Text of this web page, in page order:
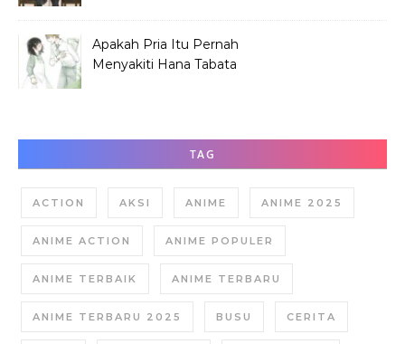
Apakah Pria Itu Pernah
Menyakiti Hana Tabata
TAG
ACTION AKSI ANIME ANIME 2025
ANIME ACTION ANIME POPULER
ANIME TERBAIK ANIME TERBARU
ANIME TERBARU 2025 BUSU CERITA